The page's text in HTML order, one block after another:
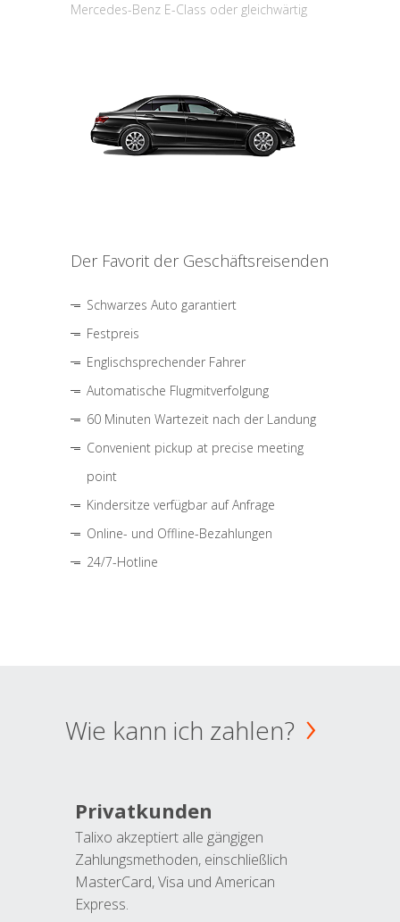
Mercedes-Benz E-Class oder gleichwärtig
Der Favorit der Geschäftsreisenden
Schwarzes Auto garantiert
Festpreis
Englischsprechender Fahrer
Automatische Flugmitverfolgung
60 Minuten Wartezeit nach der Landung
Convenient pickup at precise meeting
point
Kindersitze verfügbar auf Anfrage
Online- und Offline-Bezahlungen
24/7-Hotline
Wie kann ich zahlen?
Privatkunden
Talixo akzeptiert alle gängigen
Zahlungsmethoden, einschließlich
MasterCard, Visa und American
Express.